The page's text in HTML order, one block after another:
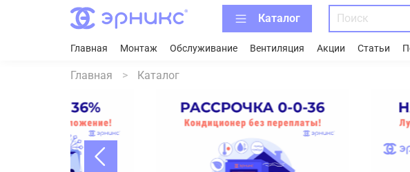
Каталог
Главная Монтаж Обслуживание Вентиляция Акции Статьи
Главная Каталог